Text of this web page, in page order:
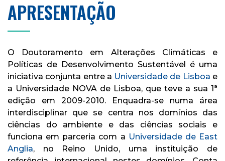
APRESENTAÇÃO
O Doutoramento em Alterações Climáticas e
Políticas de Desenvolvimento Sustentável é uma
iniciativa conjunta entre a Universidade de Lisboa e
a Universidade NOVA de Lisboa, que teve a sua 1ª
edição em 2009-2010. Enquadra-se numa área
interdisciplinar que se centra nos domínios das
ciências do ambiente e das ciências sociais e
funciona em parceria com a Universidade de East
Anglia, no Reino Unido, uma instituição de